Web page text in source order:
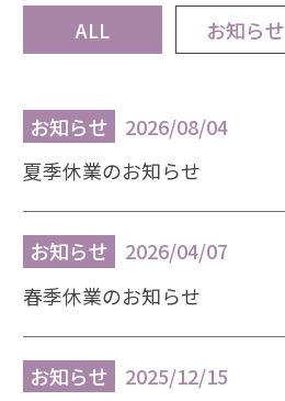
ALL お知らせ
お知らせ
2026/08/04
夏季休業のお知らせ
お知らせ
2026/04/07
春季休業のお知らせ
お知らせ
2025/12/15